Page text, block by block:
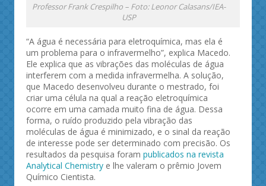
Professor Frank Crespilho – Foto: Leonor Calasans/IEA-
USP
“A água é necessária para eletroquímica, mas ela é
um problema para o infravermelho”, explica Macedo.
Ele explica que as vibrações das moléculas de água
interferem com a medida infravermelha. A solução,
que Macedo desenvolveu durante o mestrado, foi
criar uma célula na qual a reação eletroquímica
ocorre em uma camada muito fina de água. Dessa
forma, o ruído produzido pela vibração das
moléculas de água é minimizado, e o sinal da reação
de interesse pode ser determinado com precisão. Os
resultados da pesquisa foram publicados na revista
Analytical Chemistry e lhe valeram o prêmio Jovem
Químico Cientista.